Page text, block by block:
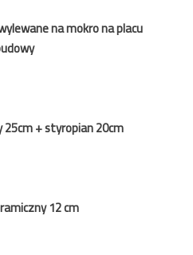
na mokro na placu
+ styropian 20cm
12 cm